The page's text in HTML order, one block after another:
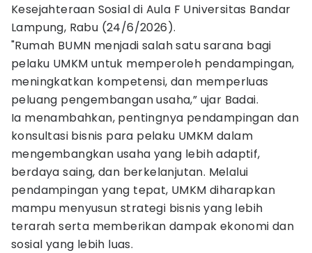
Kesejahteraan Sosial di Aula F Universitas Bandar
Lampung, Rabu (24/6/2026).
"Rumah BUMN menjadi salah satu sarana bagi
pelaku UMKM untuk memperoleh pendampingan,
meningkatkan kompetensi, dan memperluas
peluang pengembangan usaha,” ujar Badai.
Ia menambahkan, pentingnya pendampingan dan
konsultasi bisnis para pelaku UMKM dalam
mengembangkan usaha yang lebih adaptif,
berdaya saing, dan berkelanjutan. Melalui
pendampingan yang tepat, UMKM diharapkan
mampu menyusun strategi bisnis yang lebih
terarah serta memberikan dampak ekonomi dan
sosial yang lebih luas.